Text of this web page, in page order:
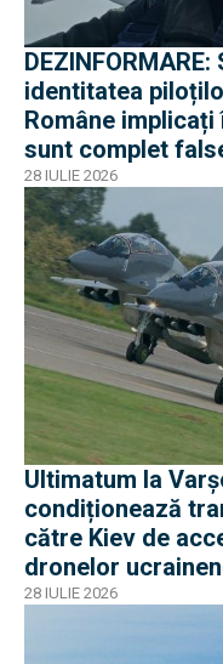
identitatea
Române
sunt complet
28 IULIE 2026
Ultimatum la
condiționează
către Kiev de
dronelor
28 IULIE 2026